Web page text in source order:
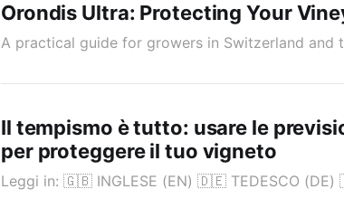
Orondis Ultra: Protecting Your
A practical guide for growers in Switzerland and
Il tempismo è tutto: usare le
per proteggere il tuo vigneto
Leggi in: 🇬🇧 INGLESE (EN) 🇩🇪 TEDESCO (DE)